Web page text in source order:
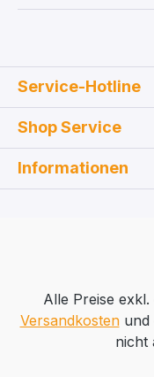
Service-Hotline
Shop Service
Informationen
Alle Preise
Versandkostenund
nicht